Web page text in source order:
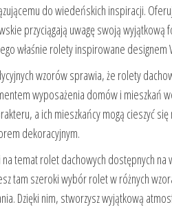
do wiedeńskich inspiracji.
przyciągają uwagę swoją
właśnie rolety inspirowane
wzorów sprawia, że rolety
wyposażenia domów i mieszkań
a ich mieszkańcy mogą cieszyć
dekoracyjnym.
temat rolet dachowych dostępnych na
tam szeroki wybór rolet w różnych
Dzięki nim, stworzysz wyjątkową